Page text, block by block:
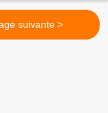
suivante >